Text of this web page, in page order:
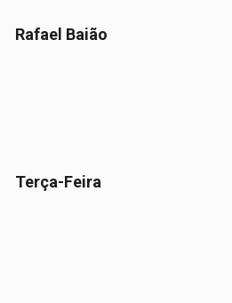
Rafael Baião
Terça-Feira